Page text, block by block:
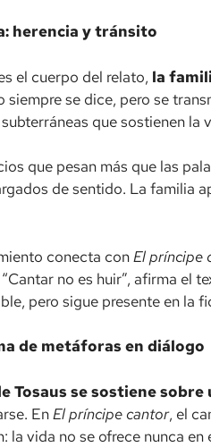
herencia y tránsito
el cuerpo del relato, la
siempre se dice, pero se
que sostienen la
que pesan más que las
de sentido. La familia
conecta conEl príncipe
no es huir”, afirma el
pero sigue presente en la
de metáforas en diálogo
Tosaus se sostiene
EnEl príncipe cantor, el
la vida no se ofrece nunca